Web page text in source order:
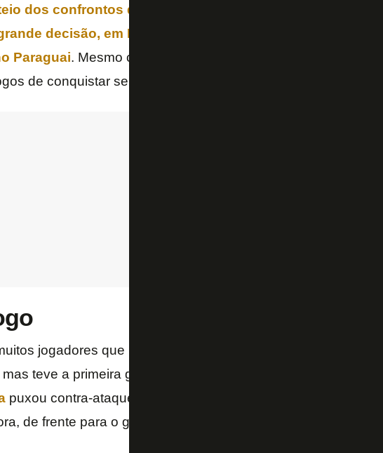
dos confrontos das oitavas de final, com a definição
decisão, em Barranquilla (COL), será na próxima
Paraguai. Mesmo com todos os problemas fora de campo,
de conquistar seu terceiro título continental.
jogadores que mal costumam atuar, o Botafogo não se
mas teve a primeira grande oportunidade do jogo. Aos 17
puxou contra-ataque pelo meio e serviu Jordan Barrera, que
de frente para o gol.